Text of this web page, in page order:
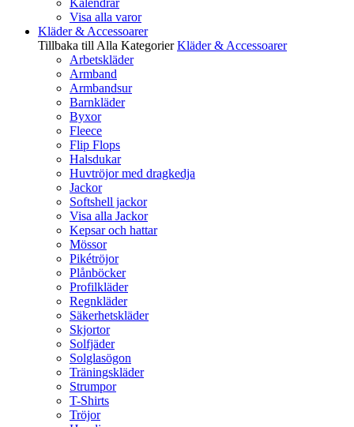
Kalendrar
Visa alla varor
Kläder & Accessoarer
Tillbaka till Alla Kategorier Kläder & Accessoarer
Arbetskläder
Armband
Armbandsur
Barnkläder
Byxor
Fleece
Flip Flops
Halsdukar
Huvtröjor med dragkedja
Jackor
Softshell jackor
Visa alla Jackor
Kepsar och hattar
Mössor
Pikétröjor
Plånböcker
Profilkläder
Regnkläder
Säkerhetskläder
Skjortor
Solfjäder
Solglasögon
Träningskläder
Strumpor
T-Shirts
Tröjor